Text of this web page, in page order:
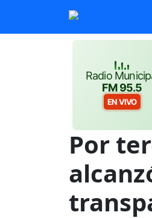
Radio
FM 95.5
EN VIVO
Por